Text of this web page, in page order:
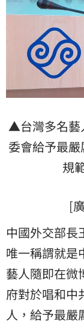
▲台灣多名藝
委會給予最
規
[
中國外交部長
唯一稱謂就是
藝人隨即在微
府對於唱和中
人，給予最嚴